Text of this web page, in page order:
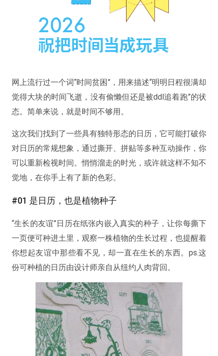
网上流行过一个词“时间贫困”，用来描述“明明日程很满却
觉得大块的时间飞逝，没有偷懒但还是被ddl追着跑”的状
态。简单来说，就是时间不够用。
这次我们找到了一些具有独特形态的日历，它可能打破你
对日历的常规想象，通过撕开、拼贴等多种互动操作，你
可以重新检视时间。悄悄溜走的时光，或许就这样不知不
觉地，在你手上有了新的色彩。
#01 是日历，也是植物种子
“生长的友谊”日历在纸张内嵌入真实的种子，让你每撕下
一页便可种进土里，观察一株植物的生长过程，也提醒着
你想起友谊中那些看不见，却一直在生长的东西。ps.这
份可种植的日历由设计师亲自从纽约人肉背回。